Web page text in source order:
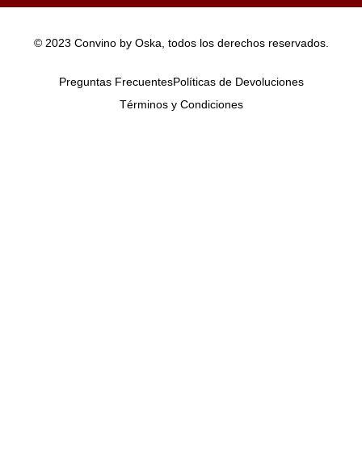
© 2023 Convino by Oska, todos los derechos reservados.
Preguntas FrecuentesPolíticas de Devoluciones
Términos y Condiciones